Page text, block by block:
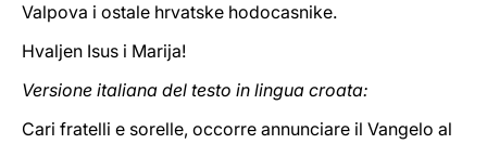
Valpova i ostale hrvatske hodocasnike.
Hvaljen Isus i Marija!
Versione italiana del testo in lingua croata:
Cari fratelli e sorelle, occorre annunciare il Vangelo al